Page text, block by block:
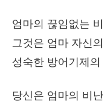
엄마의 끊임없는
그것은 엄마 자신
성숙한 방어기제
당신은 엄마의 비